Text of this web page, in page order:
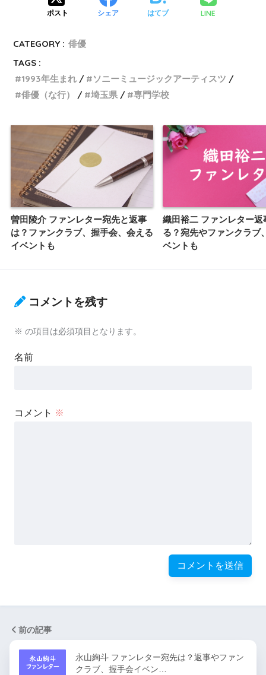
ポスト シェア はてブ LINE
CATEGORY : 俳優
TAGS :
1993年生まれ
ソニーミュージックアーティスツ
俳優（な行）
埼玉県 専門学校
曽田陵介 ファンレター宛先と返事
は？ファンクラブ、握手会、会える
イベントも
織田裕二 ファンレター返
る？宛先やファンクラブ
ベントも
コメントを残す
※ の項目は必須項目となります。
名前
コメント ※
前の記事
永山絢斗 ファンレター宛先は？返事やファン
クラブ、握手会イベン…